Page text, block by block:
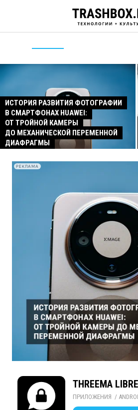
ИСТОРИЯ РАЗВИТИЯ ФОТОГРАФИИ
В СМАРТФОНАХ HUAWEI:
ОТ ТРОЙНОЙ КАМЕРЫ
ДО МЕХАНИЧЕСКОЙ ПЕРЕМЕННОЙ
ДИАФРАГМЫ
РЕКЛАМА
THREEMA
ПРИЛОЖЕНИЯ /